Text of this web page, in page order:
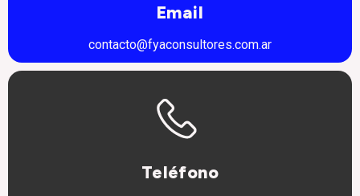
Email
contacto@fyaconsultores.com.ar
Teléfono